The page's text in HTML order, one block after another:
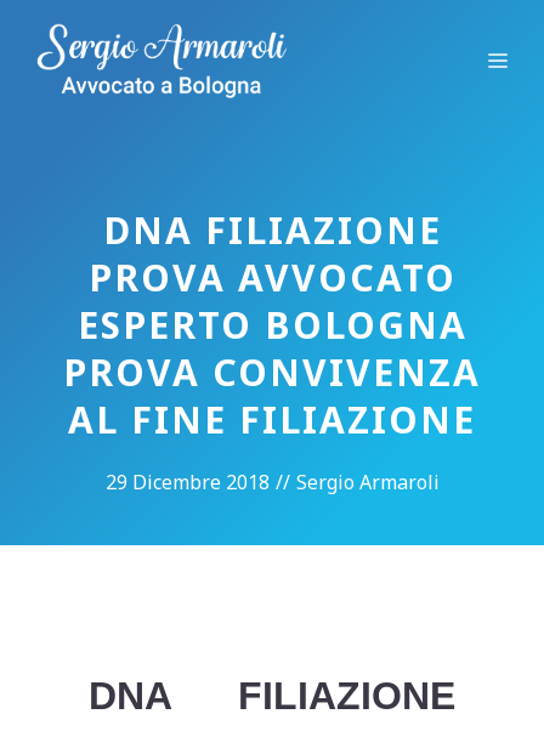
contenuto
DNA FILIAZIONE
PROVA AVVOCATO
ESPERTO BOLOGNA
PROVA CONVIVENZA
AL FINE FILIAZIONE
29 Dicembre 2018 // Sergio Armaroli
DNA FILIAZIONE